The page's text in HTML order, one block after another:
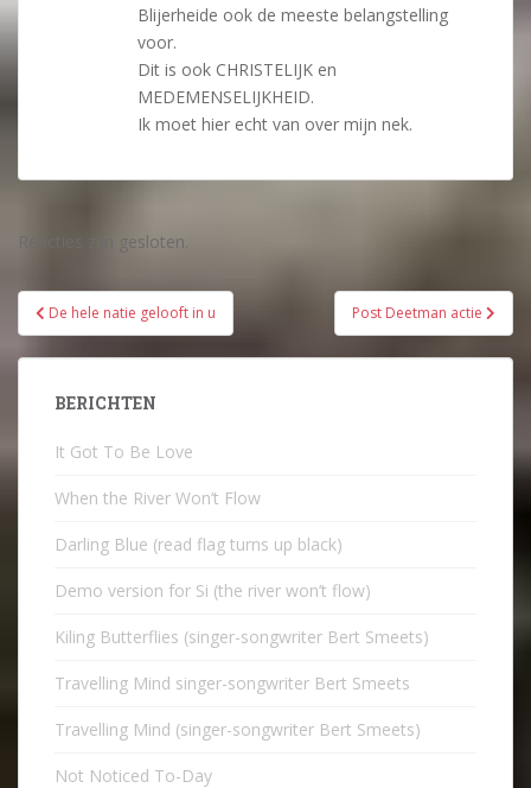
Blijerheide ook de meeste belangstelling
voor.
Dit is ook CHRISTELIJK en
MEDEMENSELIJKHEID.
Ik moet hier echt van over mijn nek.
Reacties zijn gesloten.
Bericht
navigatie
De hele natie gelooft in u Post Deetman actie
BERICHTEN
It Got To Be Love
When the River Won’t Flow
Darling Blue (read flag turns up black)
Demo version for Si (the river won’t flow)
Kiling Butterflies (singer-songwriter Bert Smeets)
Travelling Mind singer-songwriter Bert Smeets
Travelling Mind (singer-songwriter Bert Smeets)
Not Noticed To-Day